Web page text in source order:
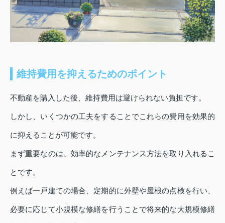
維持費用を抑えるためのポイント
不動産を購入した後、維持費用は避けられない負担です。
しかし、いくつかの工夫をすることでこれらの費用を効果的
に抑えることが可能です。
まず重要なのは、効率的なメンテナンス方法を取り入れるこ
とです。
例えば一戸建ての場合、定期的に外壁や屋根の点検を行い、
必要に応じて小規模な修繕を行うことで将来的な大規模修繕